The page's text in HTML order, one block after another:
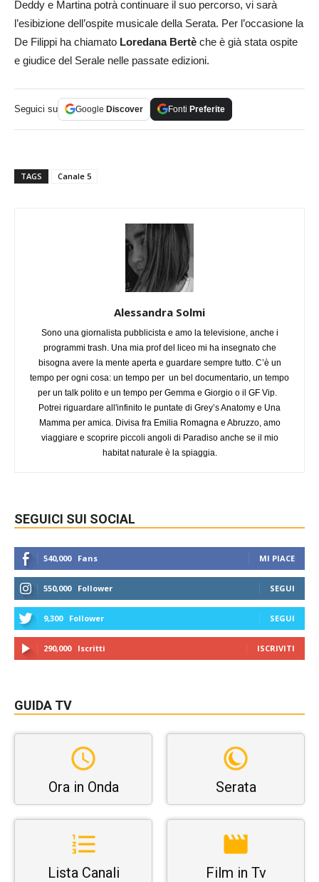
Deddy e Martina potrà continuare il suo percorso, vi sarà
l’esibizione dell’ospite musicale della Serata. Per l’occasione la
De Filippi ha chiamato Loredana Bertè che è già stata ospite
e giudice del Serale nelle passate edizioni.
Seguici su Google Discover Fonti Preferite
TAGS Canale 5
Alessandra Solmi
Sono una giornalista pubblicista e amo la televisione, anche i
programmi trash. Una mia prof del liceo mi ha insegnato che
bisogna avere la mente aperta e guardare sempre tutto. C’è un
tempo per ogni cosa: un tempo per un bel documentario, un tempo
per un talk polito e un tempo per Gemma e Giorgio o il GF Vip.
Potrei riguardare all'infinito le puntate di Grey’s Anatomy e Una
Mamma per amica. Divisa fra Emilia Romagna e Abruzzo, amo
viaggiare e scoprire piccoli angoli di Paradiso anche se il mio
habitat naturale è la spiaggia.
SEGUICI SUI SOCIAL
540,000 Fans MI PIACE
550,000 Follower SEGUI
9,300 Follower SEGUI
290,000 Iscritti ISCRIVITI
GUIDA TV
Ora in Onda Serata
Lista Canali Film in Tv